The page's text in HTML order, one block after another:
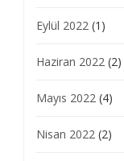
Eylül 2022 (1)
Haziran 2022 (2)
Mayıs 2022 (4)
Nisan 2022 (2)